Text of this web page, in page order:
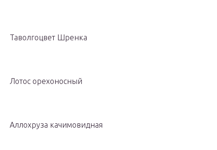
Таволгоцвет Шренка
Лотос орехоносный
Аллохруза качимовидная